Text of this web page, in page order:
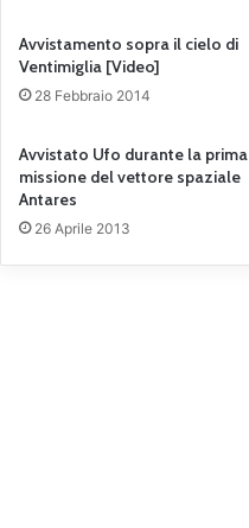
Avvistamento sopra il cielo di
Ventimiglia [Video]
28 Febbraio 2014
Avvistato Ufo durante la prima
missione del vettore spaziale
Antares
26 Aprile 2013